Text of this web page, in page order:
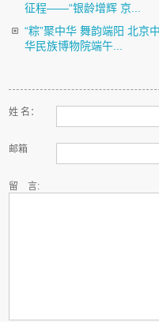
征程——“银龄增辉 京...
“粽”聚中华 舞韵端阳 北京中
华民族博物院端午...
姓 名：
邮箱
留 言: